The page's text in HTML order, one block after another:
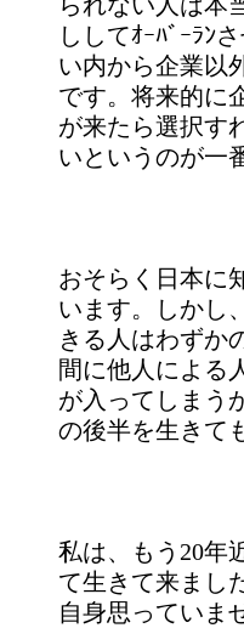
ししてｵｰﾊﾞｰﾗﾝ
い内から企業以
です。将来的に
が来たら選択す
いというのが一
おそらく日本に
います。しかし
きる人はわずか
間に他人による
が入ってしまう
の後半を生きて
私は、もう20年
て生きて来まし
自身思っていま